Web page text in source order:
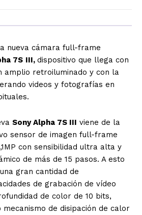
nueva cámara full-frame
7S III, dispositivo que llega con
amplio retroiluminado y con la
videos y fotografías en
Sony Alpha 7S III viene de la
sensor de imagen full-frame
con sensibilidad ultra alta y
de más de 15 pasos. A esto
gran cantidad de
de grabación de vídeo
de color de 10 bits,
mecanismo de disipación de calor